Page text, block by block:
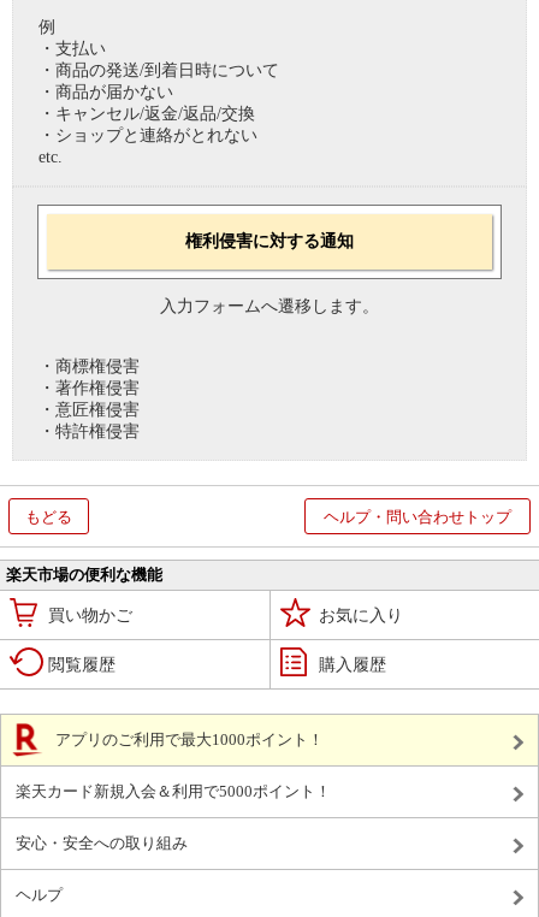
例
・支払い
・商品の発送/到着日時について
・商品が届かない
・キャンセル/返金/返品/交換
・ショップと連絡がとれない
etc.
権利侵害に対する通知
入力フォームへ遷移します。
・商標権侵害
・著作権侵害
・意匠権侵害
・特許権侵害
もどる ヘルプ・問い合わせトップ
楽天市場の便利な機能
買い物かご お気に入り
閲覧履歴 購入履歴
アプリのご利用で最大1000ポイント！
楽天カード新規入会＆利用で5000ポイント！
安心・安全への取り組み
ヘルプ